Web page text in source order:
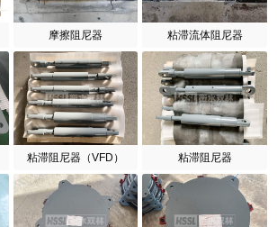
摩擦阻尼器 粘滞流体阻尼器
粘滞阻尼器（VFD） 粘滞阻尼器